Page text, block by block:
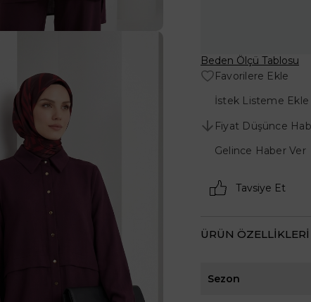
Beden Ölçü Tablosu
Favorilere Ekle
İstek Listeme Ekle
Fiyat Düşünce
Gelince Haber Ver
Tavsiye Et
ÜRÜN ÖZELLIKLERI
Sezon